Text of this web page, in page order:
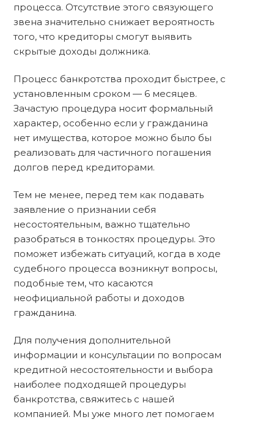
процесса. Отсутствие этого связующего
звена значительно снижает вероятность
того, что кредиторы смогут выявить
скрытые доходы должника.
Процесс банкротства проходит быстрее, с
установленным сроком — 6 месяцев.
Зачастую процедура носит формальный
характер, особенно если у гражданина
нет имущества, которое можно было бы
реализовать для частичного погашения
долгов перед кредиторами.
Тем не менее, перед тем как подавать
заявление о признании себя
несостоятельным, важно тщательно
разобраться в тонкостях процедуры. Это
поможет избежать ситуаций, когда в ходе
судебного процесса возникнут вопросы,
подобные тем, что касаются
неофициальной работы и доходов
гражданина.
Для получения дополнительной
информации и консультации по вопросам
кредитной несостоятельности и выбора
наиболее подходящей процедуры
банкротства, свяжитесь с нашей
компанией. Мы уже много лет помогаем